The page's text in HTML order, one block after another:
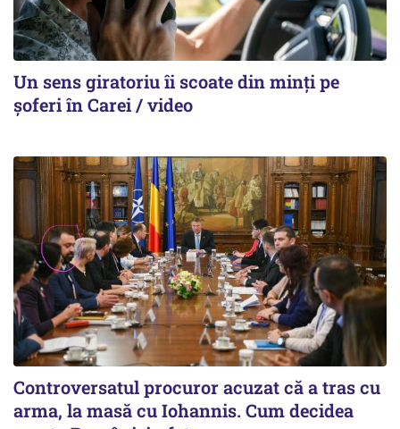
Un sens giratoriu îi scoate din minți pe
șoferi în Carei / video
Controversatul procuror acuzat că a tras cu
arma, la masă cu Iohannis. Cum decidea